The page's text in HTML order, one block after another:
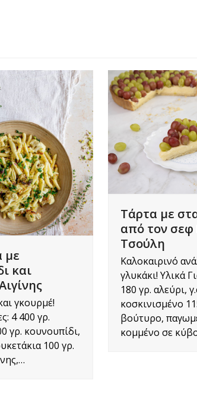
με
και
γκουρμέ!
4 400 γρ.
γρ. κουνουπίδι,
100 γρ.
Τάρτα με
από τον σεφ
Τσούλη
Καλοκαιρινό
γλυκάκι! Υλικά
180 γρ. αλεύρι,
κοσκινισμένο
βούτυρο,
κομμένο σε